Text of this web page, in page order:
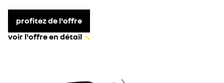
profitez de l'offre
voir l'offre en détail